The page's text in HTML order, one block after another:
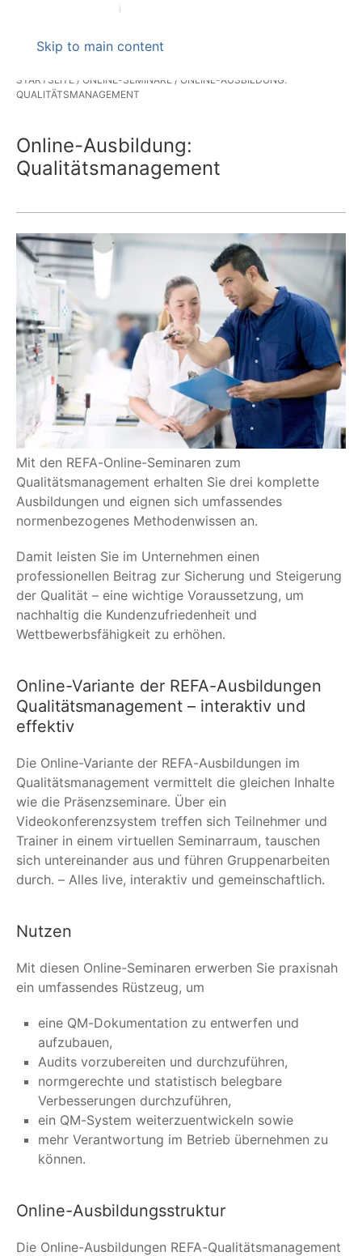
Skip to main content
STARTSEITE ONLINE-SEMINARE
ONLINE-AUSBILDUNG:
QUALITÄTSMANAGEMENT
Online-Ausbildung:
Qualitätsmanagement
Mit den REFA-Online-Seminaren zum
Qualitätsmanagement erhalten Sie drei komplette
Ausbildungen und eignen sich umfassendes
normenbezogenes Methodenwissen an.
Damit leisten Sie im Unternehmen einen
professionellen Beitrag zur Sicherung und Steigerung
der Qualität – eine wichtige Voraussetzung, um
nachhaltig die Kundenzufriedenheit und
Wettbewerbsfähigkeit zu erhöhen.
Online-Variante der REFA-Ausbildungen
Qualitätsmanagement – interaktiv und
effektiv
Die Online-Variante der REFA-Ausbildungen im
Qualitätsmanagement vermittelt die gleichen Inhalte
wie die Präsenzseminare. Über ein
Videokonferenzsystem treffen sich Teilnehmer und
Trainer in einem virtuellen Seminarraum, tauschen
sich untereinander aus und führen Gruppenarbeiten
durch. – Alles live, interaktiv und gemeinschaftlich.
Nutzen
Mit diesen Online-Seminaren erwerben Sie praxisnah
ein umfassendes Rüstzeug, um
eine QM-Dokumentation zu entwerfen und
aufzubauen,
Audits vorzubereiten und durchzuführen,
normgerechte und statistisch belegbare
Verbesserungen durchzuführen,
ein QM-System weiterzuentwickeln sowie
mehr Verantwortung im Betrieb übernehmen zu
können.
Online-Ausbildungsstruktur
Die Online-Ausbildungen REFA-Qualitätsmanagement